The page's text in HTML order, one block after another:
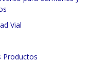
Vial
Productos